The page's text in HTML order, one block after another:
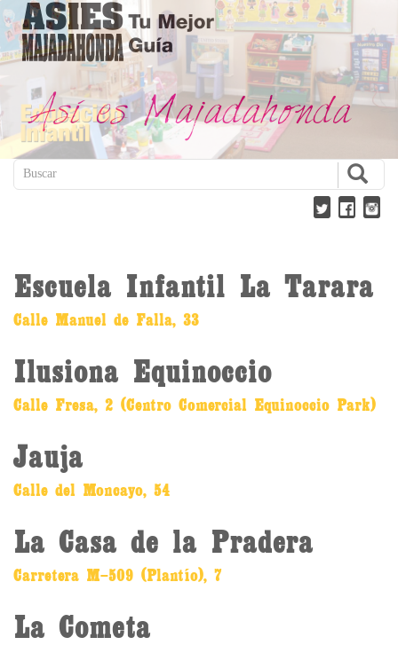
Contacto
Escuela Infantil La Tarara
Calle Manuel de Falla, 33
Ilusiona Equinoccio
Calle Fresa, 2 (Centro Comercial Equinoccio Park)
Jauja
Calle del Moncayo, 54
La Casa de la Pradera
Carretera M-509 (Plantío), 7
La Cometa